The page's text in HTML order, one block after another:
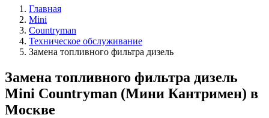
Главная
Mini
Countryman
Техническое обслуживание
Замена топливного фильтра дизель
Замена топливного фильтра дизель
Mini Countryman (Мини Кантримен) в
Москве